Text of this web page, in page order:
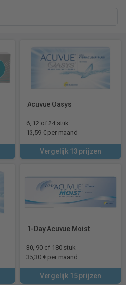
Acuvue Oasys
6, 12 of 24 stuk
13,59 € per maand
Vergelijk 13 prijzen
1-Day Acuvue Moist
30, 90 of 180 stuk
35,30 € per maand
Vergelijk 15 prijzen